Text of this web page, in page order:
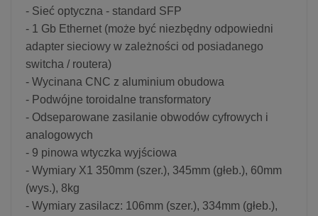
- Sieć optyczna - standard SFP
- 1 Gb Ethernet (może być niezbędny odpowiedni
adapter sieciowy w zależności od posiadanego
switcha / routera)
- Wycinana CNC z aluminium obudowa
- Podwójne toroidalne transformatory
- Odseparowane zasilanie obwodów cyfrowych i
analogowych
- 9 pinowa wtyczka wyjściowa
- Wymiary X1 350mm (szer.), 345mm (głeb.), 60mm
(wys.), 8kg
- Wymiary zasilacz: 106mm (szer.), 334mm (głeb.),